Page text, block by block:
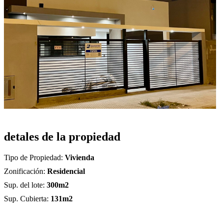
detales de la propiedad
Tipo de Propiedad: Vivienda
Zonificación: Residencial
Sup. del lote: 300m2
Sup. Cubierta: 131m2